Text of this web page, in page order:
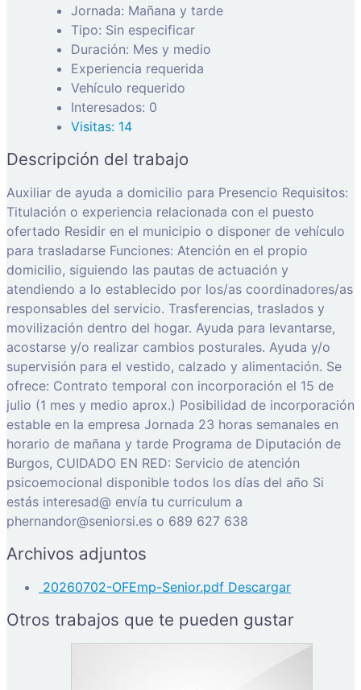
Jornada: Mañana y tarde
Tipo: Sin especificar
Duración: Mes y medio
Experiencia requerida
Vehículo requerido
Interesados: 0
Visitas: 14
Descripción del trabajo
Auxiliar de ayuda a domicilio para Presencio Requisitos:
Titulación o experiencia relacionada con el puesto
ofertado Residir en el municipio o disponer de vehículo
para trasladarse Funciones: Atención en el propio
domicilio, siguiendo las pautas de actuación y
atendiendo a lo establecido por los/as coordinadores/as
responsables del servicio. Trasferencias, traslados y
movilización dentro del hogar. Ayuda para levantarse,
acostarse y/o realizar cambios posturales. Ayuda y/o
supervisión para el vestido, calzado y alimentación. Se
ofrece: Contrato temporal con incorporación el 15 de
julio (1 mes y medio aprox.) Posibilidad de incorporación
estable en la empresa Jornada 23 horas semanales en
horario de mañana y tarde Programa de Diputación de
Burgos, CUIDADO EN RED: Servicio de atención
psicoemocional disponible todos los días del año Si
estás interesad@ envía tu curriculum a
phernandor@seniorsi.es o 689 627 638
Archivos adjuntos
20260702-OFEmp-Senior.pdf Descargar
Otros trabajos que te pueden gustar